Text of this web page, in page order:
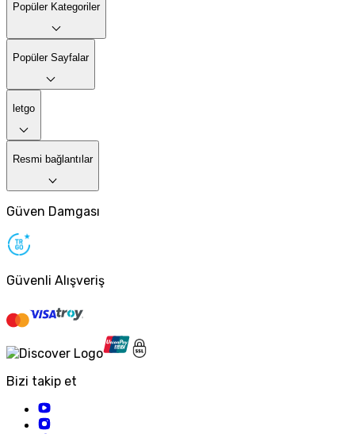
Popüler Kategoriler
Popüler Sayfalar
letgo
Resmi bağlantılar
Güven Damgası
Güvenli Alışveriş
Bizi takip et